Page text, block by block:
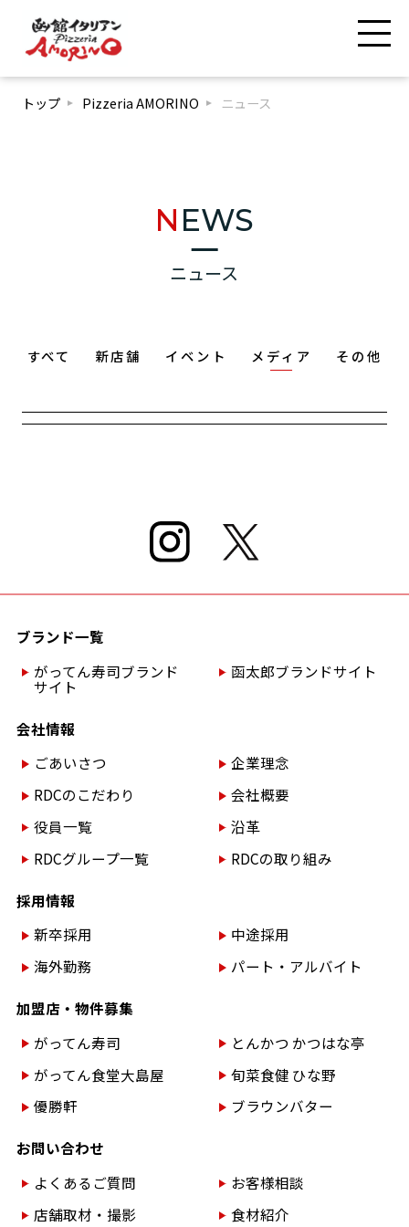
トップ Pizzeria AMORINO ニュース
NEWS
ニュース
すべて 新店舗 イベント メディア その他
ブランド一覧
がってん寿司ブランド
サイト
函太郎ブランドサイト
会社情報
ごあいさつ
企業理念
RDCのこだわり
会社概要
役員一覧
沿革
RDCグループ一覧
RDCの取り組み
採用情報
新卒採用
中途採用
海外勤務
パート・アルバイト
加盟店・物件募集
がってん寿司
とんかつ かつはな亭
がってん食堂大島屋
旬菜食健 ひな野
優勝軒
ブラウンバター
お問い合わせ
よくあるご質問
お客様相談
店舗取材・撮影
食材紹介